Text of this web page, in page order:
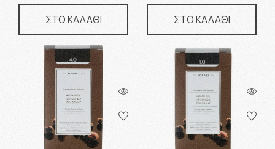
ΣΤΟ ΚΑΛΑΘΙ ΣΤΟ ΚΑΛΑΘΙ